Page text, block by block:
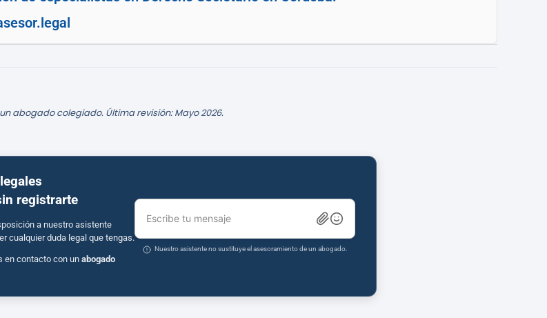
abogado colegiado. Última revisión: Mayo 2026.
registrarte
a nuestro asistente
cualquier duda legal que tengas.
en contacto con unabogado
Escribe tu mensaje
Nuestro asistente no sustituye el asesoramiento de un abogado.